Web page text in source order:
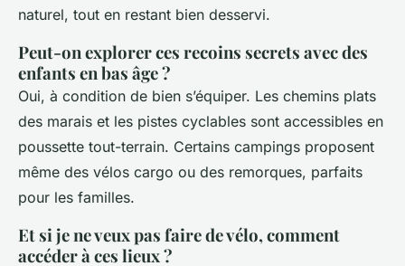
naturel, tout en restant bien desservi.
Peut-on explorer ces recoins secrets avec des
enfants en bas âge ?
Oui, à condition de bien s’équiper. Les chemins plats
des marais et les pistes cyclables sont accessibles en
poussette tout-terrain. Certains campings proposent
même des vélos cargo ou des remorques, parfaits
pour les familles.
Et si je ne veux pas faire de vélo, comment
accéder à ces lieux ?